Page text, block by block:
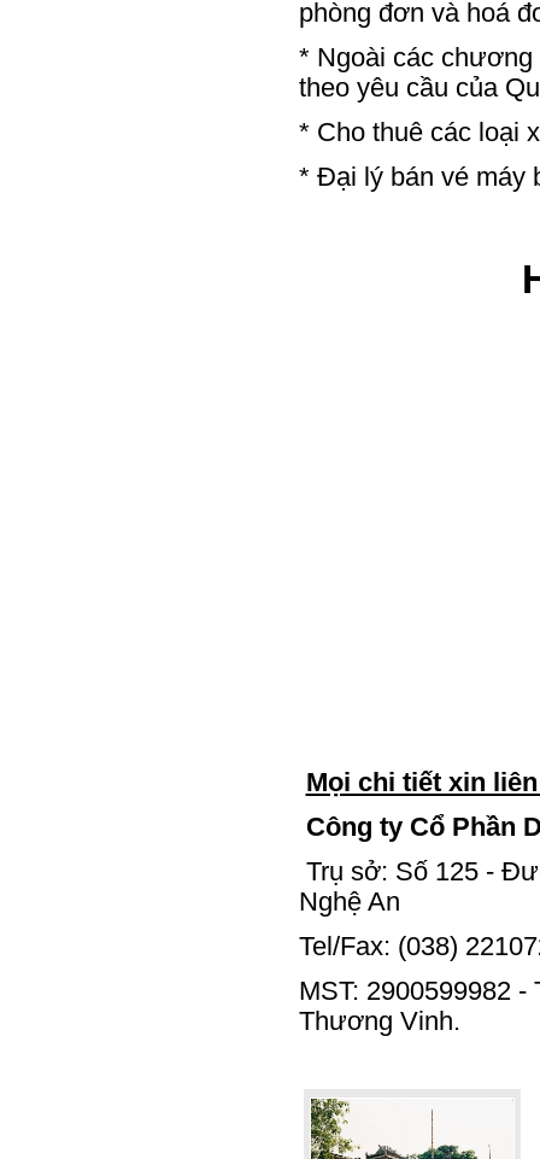
phòng đơn và hoá
* Ngoài các chương
theo yêu cầu của
* Cho thuê các loại
* Đại lý bán vé máy
Mọi chi tiết xin
Công ty Cổ Phần
Trụ sở: Số 125 -
Nghệ An
Tel/Fax: (038)
MST: 2900599982 -
Thương Vinh.